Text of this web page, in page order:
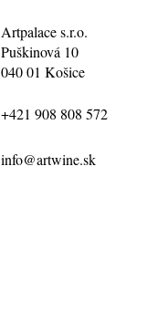
Artpalace s.r.o.
Puškinová 10
040 01 Košice
+421 908 808 572
info@artwine.sk